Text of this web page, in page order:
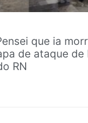
que ia
de ataque de
RN